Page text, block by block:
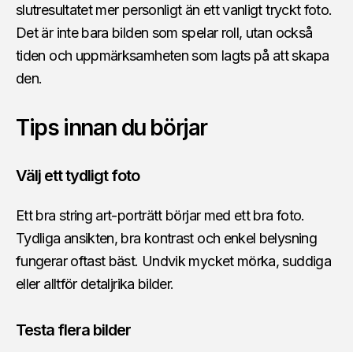
slutresultatet mer personligt än ett vanligt tryckt foto.
Det är inte bara bilden som spelar roll, utan också
tiden och uppmärksamheten som lagts på att skapa
den.
Tips innan du börjar
Välj ett tydligt foto
Ett bra string art-porträtt börjar med ett bra foto.
Tydliga ansikten, bra kontrast och enkel belysning
fungerar oftast bäst. Undvik mycket mörka, suddiga
eller alltför detaljrika bilder.
Testa flera bilder